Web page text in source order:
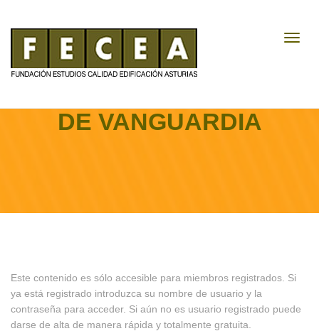
DE VANGUARDIA
Este contenido es sólo accesible para miembros registrados. Si
ya está registrado introduzca su nombre de usuario y la
contraseña para acceder. Si aún no es usuario registrado puede
darse de alta de manera rápida y totalmente gratuita.